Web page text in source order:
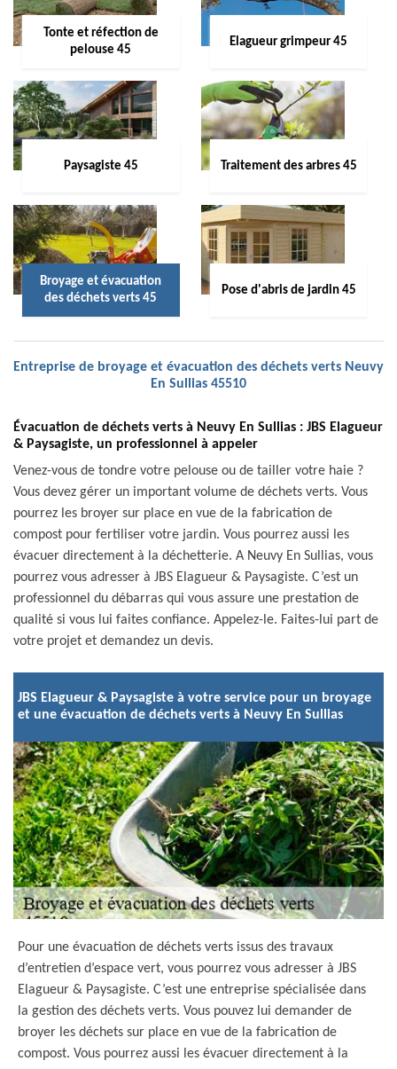
Tonte et réfection de
pelouse 45
Elagueur grimpeur 45
Paysagiste 45 Traitement des arbres 45
Broyage et évacuation
des déchets verts 45
Pose d'abris de jardin 45
Entreprise de broyage et évacuation des déchets verts Neuvy
En Sullias 45510
Évacuation de déchets verts à Neuvy En Sullias : JBS Elagueur
& Paysagiste, un professionnel à appeler
Venez-vous de tondre votre pelouse ou de tailler votre haie ?
Vous devez gérer un important volume de déchets verts. Vous
pourrez les broyer sur place en vue de la fabrication de
compost pour fertiliser votre jardin. Vous pourrez aussi les
évacuer directement à la déchetterie. A Neuvy En Sullias, vous
pourrez vous adresser à JBS Elagueur & Paysagiste. C’est un
professionnel du débarras qui vous assure une prestation de
qualité si vous lui faites confiance. Appelez-le. Faites-lui part de
votre projet et demandez un devis.
JBS Elagueur & Paysagiste à votre service pour un broyage
et une évacuation de déchets verts à Neuvy En Sullias
Pour une évacuation de déchets verts issus des travaux
d’entretien d’espace vert, vous pourrez vous adresser à JBS
Elagueur & Paysagiste. C’est une entreprise spécialisée dans
la gestion des déchets verts. Vous pouvez lui demander de
broyer les déchets sur place en vue de la fabrication de
compost. Vous pourrez aussi les évacuer directement à la